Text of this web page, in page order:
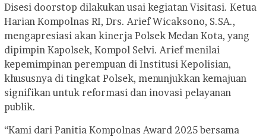
Disesi doorstop dilakukan usai kegiatan Visitasi. Ketua
Harian Kompolnas RI, Drs. Arief Wicaksono, S.SA.,
mengapresiasi akan kinerja Polsek Medan Kota, yang
dipimpin Kapolsek, Kompol Selvi. Arief menilai
kepemimpinan perempuan di Institusi Kepolisian,
khususnya di tingkat Polsek, menunjukkan kemajuan
signifikan untuk reformasi dan inovasi pelayanan
publik.
“Kami dari Panitia Kompolnas Award 2025 bersama